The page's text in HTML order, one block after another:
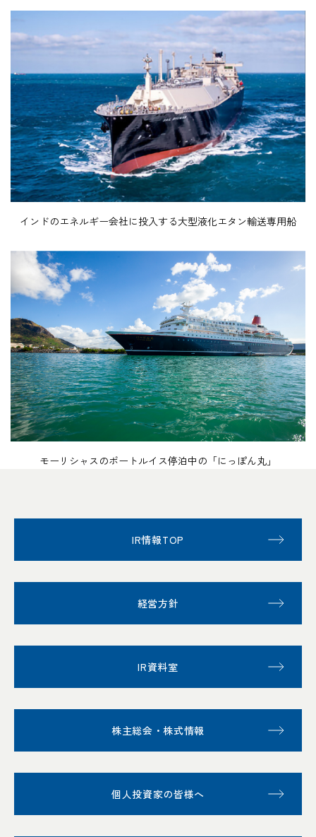
インドのエネルギー会社に投入する大型液化エタン輸送専用船
モーリシャスのポートルイス停泊中の「にっぽん丸」
IR情報TOP
経営方針
IR資料室
株主総会・株式情報
個人投資家の皆様へ